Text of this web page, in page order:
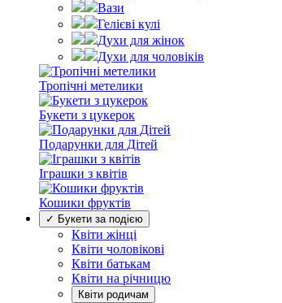
Вази
Гелієві кулі
Духи для жінок
Духи для чоловіків
Тропічні метелики
Букети з цукерок
Подарунки для Дітей
Іграшки з квітів
Кошики фруктів
✓ Букети за подією
Квіти жінці
Квіти чоловікові
Квіти батькам
Квіти на річницю
Квіти родичам